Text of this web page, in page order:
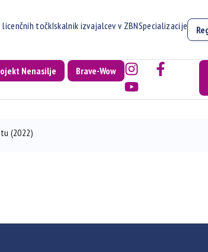
točkIskalnik izvajalcev v ZBNSpecializacije
Nenasilje Brave-Wow
(2022)